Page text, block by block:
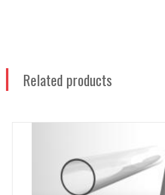
Related products